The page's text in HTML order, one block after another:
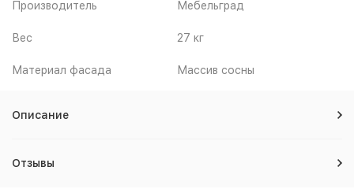
Производитель Мебельград
Вес 27 кг
Материал фасада Массив сосны
Описание
Отзывы